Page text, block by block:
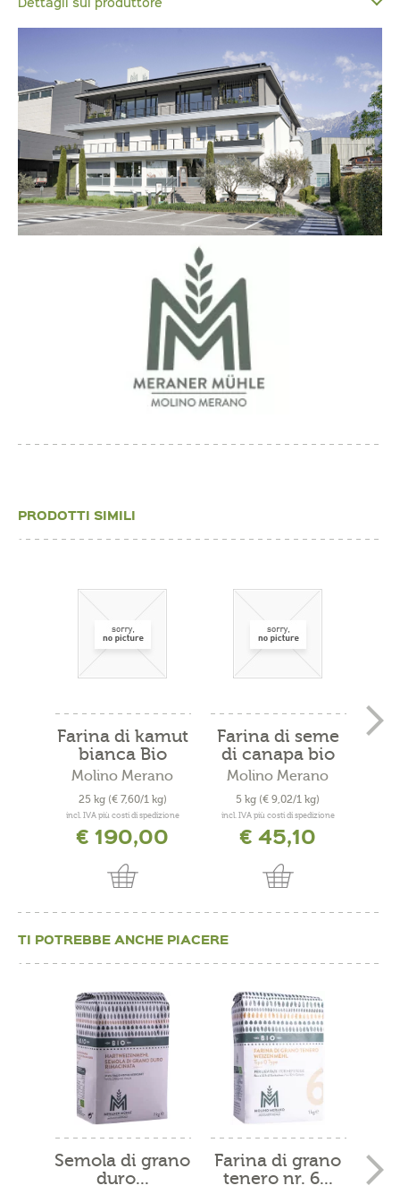
PRODOTTI SIMILI
Farina di kamut
bianca Bio
Molino Merano
25 kg (€ 7,60/1 kg)
incl. IVA più costi di spedizione
€ 190,00
Farina di seme
di canapa bio
5kg
Molino Merano
5 kg (€ 9,02/1 kg)
incl. IVA più costi di spedizione
€ 45,10
TI POTREBBE ANCHE PIACERE
Semola di grano
duro...
Farina di grano
tenero nr. 6...